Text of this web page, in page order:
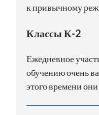
к привычному
Классы К-2
Ежедневное
обучению очень
этого времени